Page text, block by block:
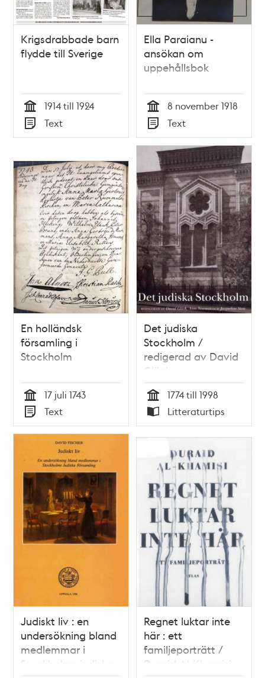
Krigsdrabbade barn
flydde till Sverige
Tid
1914 till 1924
Typ
Text
Ella Paraianu -
ansökan om
uppehållsbok
Tid
8 november 1918
Typ
Text
En holländsk
församling i
Stockholm
Tid
17 juli 1743
Typ
Text
Det judiska
Stockholm /
redigerad av David
Glück
Tid
1774 till 1998
Typ
Litteraturtips
Judiskt liv : en
undersökning bland
medlemmar i
Stockholms judiska
Regnet luktar inte
här : ett
familjeporträtt /
Duraid Al-Khamisi